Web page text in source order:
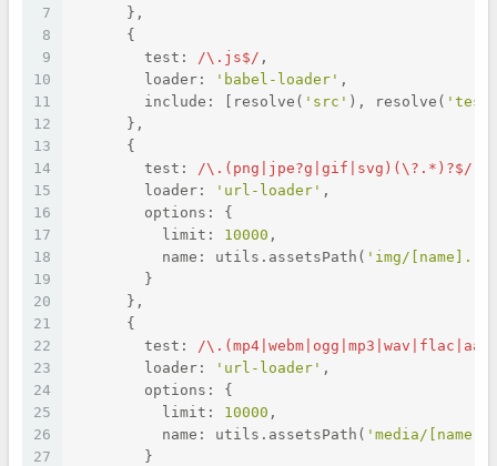
7
8
9
10
11
12
13
14
15
16
17
18
19
20
21
22
23
24
25
26
27
      },
      {
        test:
/\.js$/ ,
        loader:
'babel-loader' ,
        include: [resolve(
'src' ), resolve(
      },
      {
        test:
/\.(png|jpe?g|gif|svg)(\?.*)?$/
        loader:
'url-loader' ,
        options: {
          limit:
10000 ,
          name: utils.assetsPath(
'img/
        }
      },
      {
        test:
/
        loader:
'url-loader' ,
        options: {
          limit:
10000 ,
          name: utils.assetsPath(
'media/
        }